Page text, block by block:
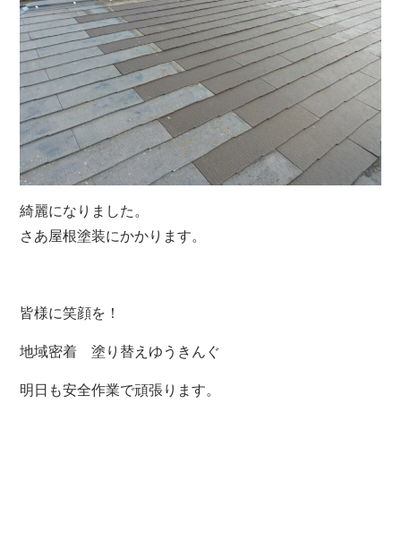
綺麗になりました。
さあ屋根塗装にかかります。
皆様に笑顔を！
地域密着 塗り替えゆうきんぐ
明日も安全作業で頑張ります。